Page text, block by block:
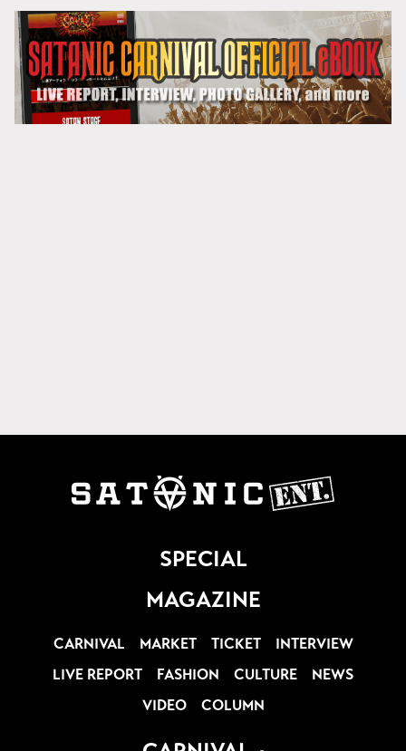
SPECIAL
MAGAZINE
CARNIVAL MARKET TICKET
INTERVIEW
LIVE REPORT
FASHION CULTURE
NEWS
VIDEO
COLUMN